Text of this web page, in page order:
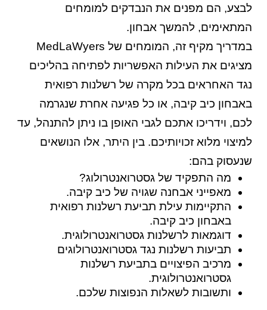
לבצע, הם מפנים את הנבדקים למומחים
המתאימים, להמשך אבחון.
במדריך מקיף זה, המומחים של MedLaWyers
מציגים את העילות האפשריות לפתיחה בהליכים
נגד האחראים בכל מקרה של רשלנות רפואית
באבחון כיב קיבה, או כל פגיעה אחרת שנגרמה
לכם, וידריכו אתכם לגבי האופן בו ניתן להתנהל, עד
למיצוי מלוא זכויותיכם. בין היתר, אלו הנושאים
שנעסוק בהם:
מה התפקיד של גסטרואנטרולוג?
מאפייני אבחנה שגויה של כיב קיבה.
התקיימות עילת תביעת רשלנות רפואית
באבחון כיב קיבה.
דוגמאות לרשלנות גסטרואנטרולוגית.
תביעות רשלנות נגד גסטרואנטרולוגים
מרכיב הפיצויים בתביעת רשלנות
גסטרואנטרולוגית.
ותשובות לשאלות הנפוצות שלכם.